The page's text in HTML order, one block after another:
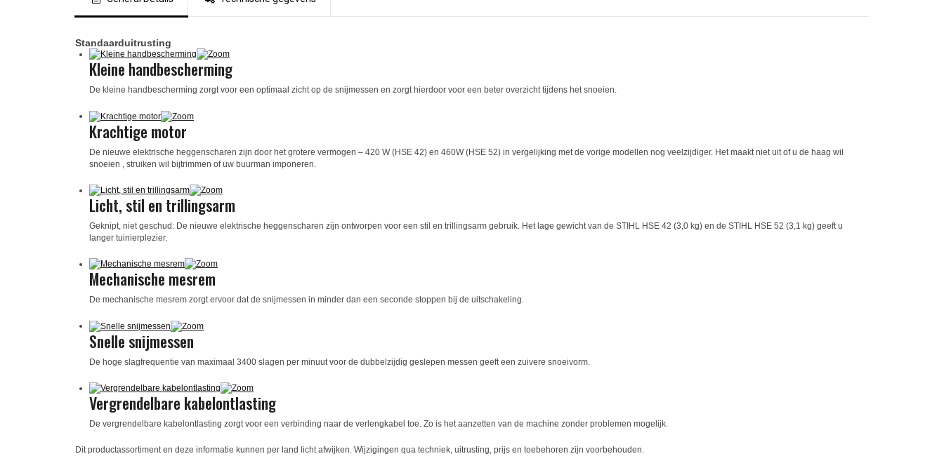
Standaarduitrusting
Kleine handbescherming
De kleine handbescherming zorgt voor een optimaal zicht op de snijmessen en zorgt hierdoor voor een beter overzicht tijdens het snoeien.
Krachtige motor
De nieuwe elektrische heggenscharen zijn door het grotere vermogen – 420 W (HSE 42) en 460W (HSE 52) in vergelijking met de vorige modellen nog veelzijdiger. Het maakt niet uit of u de haag wil
snoeien , struiken wil bijtrimmen of uw buurman imponeren.
Licht, stil en trillingsarm
Geknipt, niet geschud: De nieuwe elektrische heggenscharen zijn ontworpen voor een stil en trillingsarm gebruik. Het lage gewicht van de STIHL HSE 42 (3,0 kg) en de STIHL HSE 52 (3,1 kg) geeft u
langer tuinierplezier.
Mechanische mesrem
De mechanische mesrem zorgt ervoor dat de snijmessen in minder dan een seconde stoppen bij de uitschakeling.
Snelle snijmessen
De hoge slagfrequentie van maximaal 3400 slagen per minuut voor de dubbelzijdig geslepen messen geeft een zuivere snoeivorm.
Vergrendelbare kabelontlasting
De vergrendelbare kabelontlasting zorgt voor een verbinding naar de verlengkabel toe. Zo is het aanzetten van de machine zonder problemen mogelijk.
Dit productassortiment en deze informatie kunnen per land licht afwijken. Wijzigingen qua techniek, uitrusting, prijs en toebehoren zijn voorbehouden.